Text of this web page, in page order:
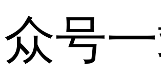
众号